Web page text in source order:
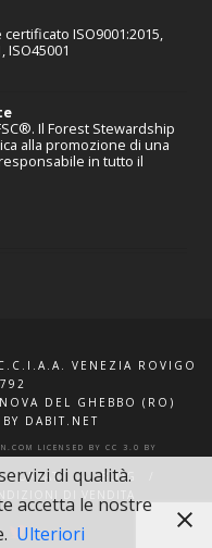
ISO9001:2015,
ISO45001
Il Forest Stewardship
alla promozione di una
in tutto il
VENEZIA ROVIGO
DEL GHEBBO (RO)
DABIT.NET
LICENSED BY CC 3.0 BY
CONTATTI
BLOG
DI VENDITA
di qualità.
accetta le nostre
Ulteriori